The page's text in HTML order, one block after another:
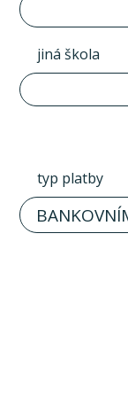
jiná škola
typ platby